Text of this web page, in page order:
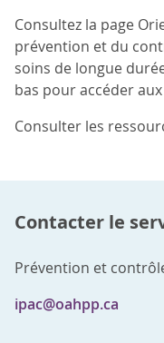
Consultez la page
prévention et du
soins de longue
bas pour accéder
Consulter les
Contacter le
Prévention et
ipac@oahpp.ca